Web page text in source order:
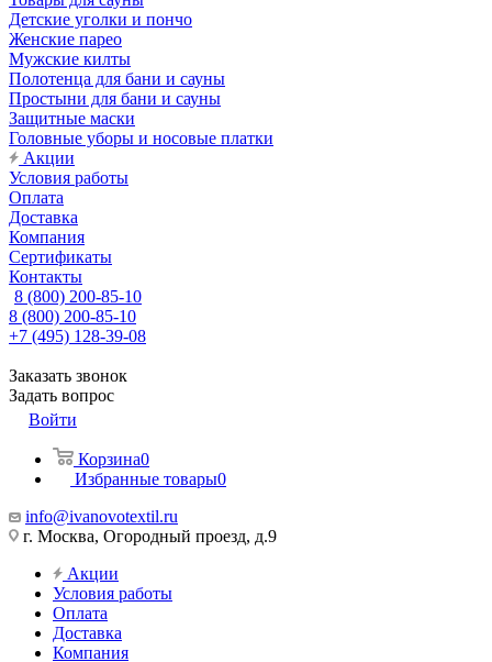
Детские уголки и пончо
Женские парео
Мужские килты
Полотенца для бани и сауны
Простыни для бани и сауны
Защитные маски
Головные уборы и носовые платки
Акции
Условия работы
Оплата
Доставка
Компания
Сертификаты
Контакты
8 (800) 200-85-10
8 (800) 200-85-10
+7 (495) 128-39-08
Заказать звонок
Задать вопрос
Войти
Корзина0
Избранные товары0
info@ivanovotextil.ru
г. Москва, Огородный проезд, д.9
Акции
Условия работы
Оплата
Доставка
Компания